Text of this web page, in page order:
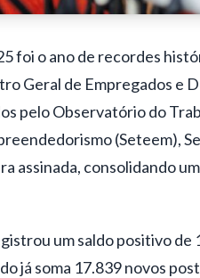
foi o ano de recordes
Geral de Empregados e
pelo Observatório do
(Seteem),
assinada, consolidando
um saldo positivo
já soma 17.839 novos